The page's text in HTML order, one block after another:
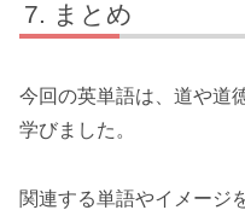
まとめ
今回の英単語は、道や道
学びました。
関連する単語やイメージ